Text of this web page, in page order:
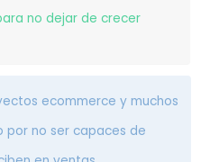
no dejar de crecer
ecommerce y muchos
por no ser capaces de